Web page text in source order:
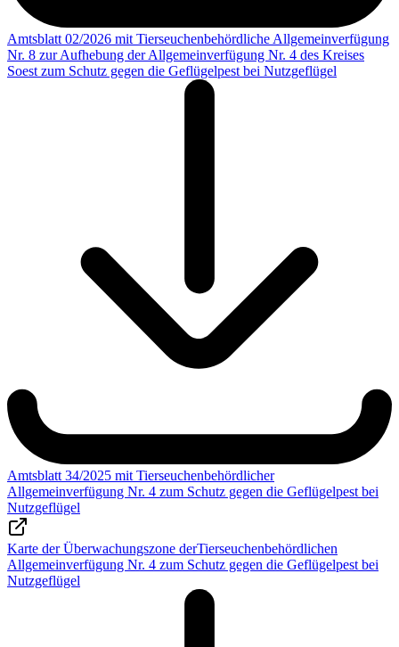
Amtsblatt 02/2026 mit Tierseuchenbehördliche Allgemeinverfügung
Nr. 8 zur Aufhebung der Allgemeinverfügung Nr. 4 des Kreises
Soest zum Schutz gegen die Geflügelpest bei Nutzgeflügel
Amtsblatt 34/2025 mit Tierseuchenbehördlicher
Allgemeinverfügung Nr. 4 zum Schutz gegen die Geflügelpest bei
Nutzgeflügel
Karte der Überwachungszone derTierseuchenbehördlichen
Allgemeinverfügung Nr. 4 zum Schutz gegen die Geflügelpest bei
Nutzgeflügel